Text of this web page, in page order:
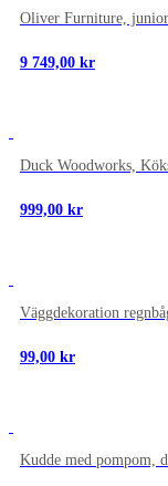
Oliver Furniture,
9 749,00 kr
Duck Woodworks,
999,00 kr
Väggdekoration
99,00 kr
Kudde med pompom,